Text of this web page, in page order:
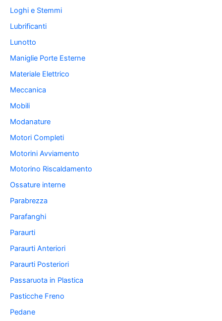
Loghi e Stemmi
Lubrificanti
Lunotto
Maniglie Porte Esterne
Materiale Elettrico
Meccanica
Mobili
Modanature
Motori Completi
Motorini Avviamento
Motorino Riscaldamento
Ossature interne
Parabrezza
Parafanghi
Paraurti
Paraurti Anteriori
Paraurti Posteriori
Passaruota in Plastica
Pasticche Freno
Pedane